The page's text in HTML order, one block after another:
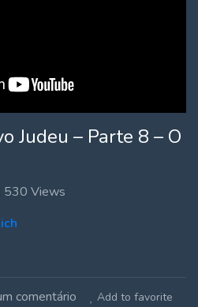
Judeu – Parte 8 – O
530 Views
comentário Add to favorite